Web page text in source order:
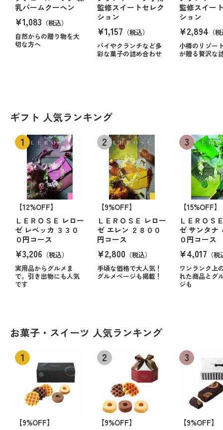
乳バームクーヘン
¥1,083 （税込）
自然からの贈り物を大
切な方へ
監修スイートセレク
ション
¥1,157 （税込）
パイやクランチなど多
彩な菓子の詰め合わせ
監修スイー
ション
¥2,894 （
小樽のリゾー
が贈る贅沢な
ギフト 人気ランキング
【12%OFF】
ＬＥＲＯＳＥ レロー
ゼ レベッカ ３３０
０円コース
¥3,206 （税込）
実用品からグルメま
で。引き出物にも人気
です
【9%OFF】
ＬＥＲＯＳＥ レロー
ゼ エレン ２８００
円コース
¥2,800 （税込）
手頃な価格で大人気！
グルメページも掲載！
【15%OFF】
ＬＥＲＯＳ
ゼ サンタナ
０円コース
¥4,017 （
ワンランク上
れた商品とグ
ジも
お菓子・スイーツ 人気ランキング
【9%OFF】
【9%OFF】
【9%OFF】